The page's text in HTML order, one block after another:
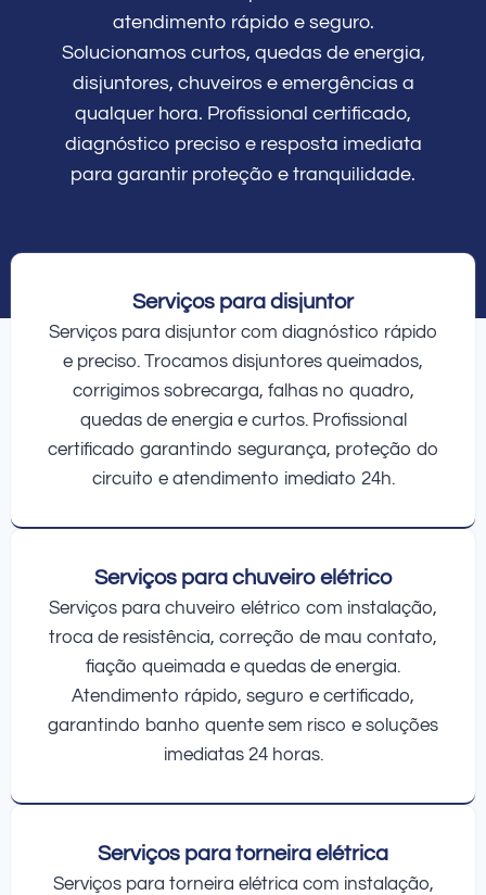
atendimento rápido e seguro.
Solucionamos curtos, quedas de energia,
disjuntores, chuveiros e emergências a
qualquer hora. Profissional certificado,
diagnóstico preciso e resposta imediata
para garantir proteção e tranquilidade.
Serviços para disjuntor
Serviços para disjuntor com diagnóstico rápido
e preciso. Trocamos disjuntores queimados,
corrigimos sobrecarga, falhas no quadro,
quedas de energia e curtos. Profissional
certificado garantindo segurança, proteção do
circuito e atendimento imediato 24h.
Serviços para chuveiro elétrico
Serviços para chuveiro elétrico com instalação,
troca de resistência, correção de mau contato,
fiação queimada e quedas de energia.
Atendimento rápido, seguro e certificado,
garantindo banho quente sem risco e soluções
imediatas 24 horas.
Serviços para torneira elétrica
Serviços para torneira elétrica com instalação,